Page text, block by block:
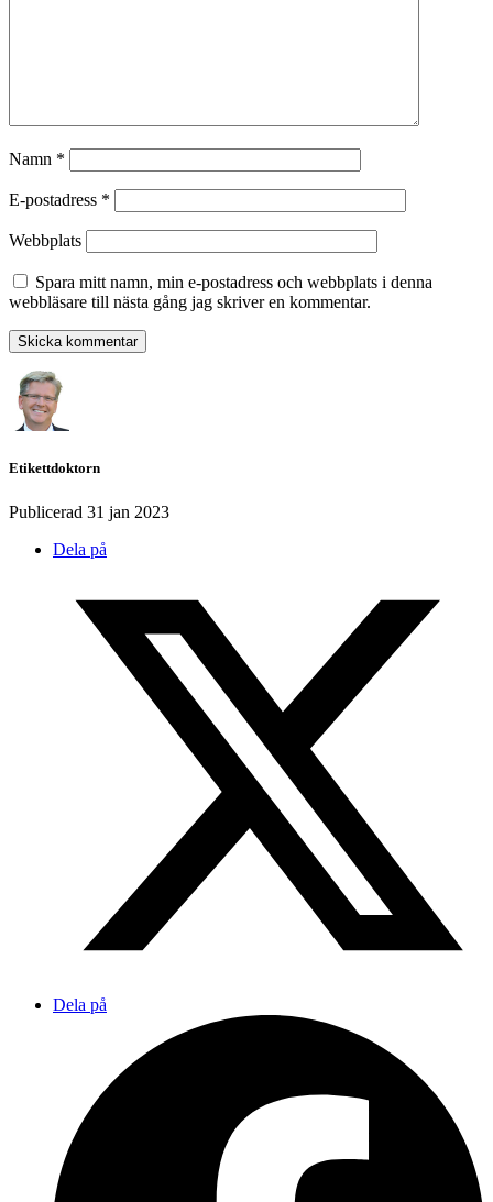
Namn *
E-postadress *
Webbplats
Spara mitt namn, min e-postadress och webbplats i denna
webbläsare till nästa gång jag skriver en kommentar.
Etikettdoktorn
Publicerad 31 jan 2023
Dela på
Dela på